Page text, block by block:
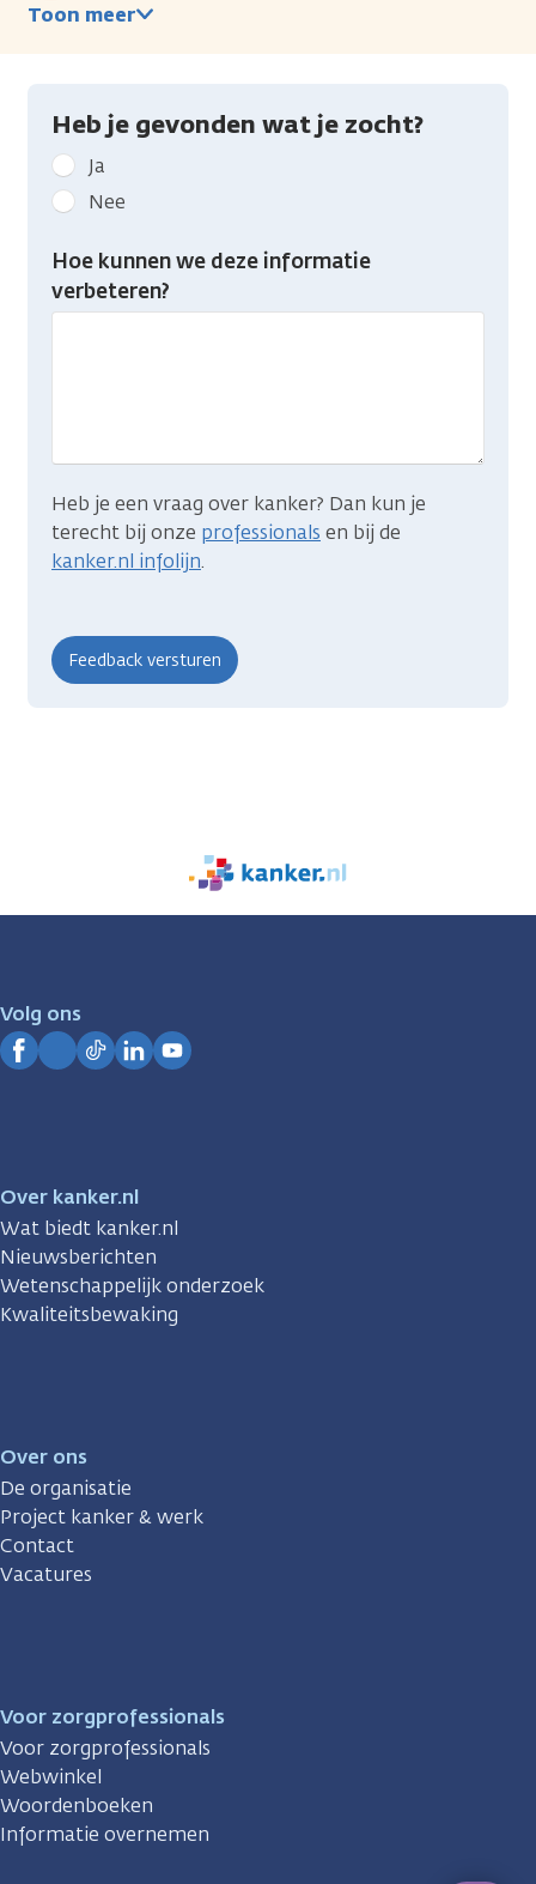
Toon meer
Heb je gevonden wat je zocht?
Geef
kanker.nl
feedback:
Heb
gevonden
Ja
Nee
Hoe kunnen we deze informatie
verbeteren?
Heb je een vraag over kanker? Dan kun je
terecht bij onze professionals en bij de
kanker.nl infolijn.
We
zijn
Volg ons
Over kanker.nl
Wat biedt kanker.nl
Nieuwsberichten
Wetenschappelijk onderzoek
Kwaliteitsbewaking
Over ons
De organisatie
Project kanker & werk
Contact
Vacatures
Voor zorgprofessionals
Voor zorgprofessionals
Webwinkel
Woordenboeken
Informatie overnemen